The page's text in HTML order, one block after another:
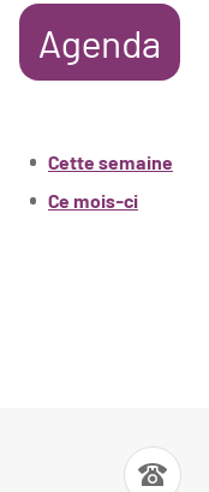
Agenda
Cette semaine
Ce mois-ci